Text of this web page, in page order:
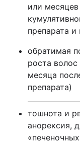
или
препарата
обратимая
роста
месяца
препарата)
тошнота и
анорексия,